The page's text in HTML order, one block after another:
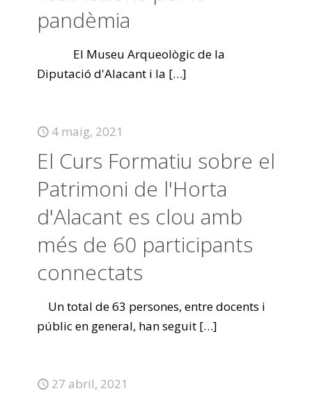
pandèmia
El Museu Arqueològic de la
Diputació d'Alacant i la […]
4 maig, 2021
El Curs Formatiu sobre el
Patrimoni de l'Horta
d'Alacant es clou amb
més de 60 participants
connectats
Un total de 63 persones, entre docents i
públic en general, han seguit […]
27 abril, 2021